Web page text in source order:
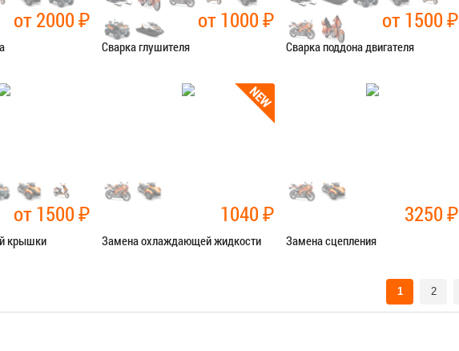
от 2000₽
работы
от 1000₽
Сварка глушителя
Сварочные работы
от 1500₽
Сварка поддона двигателя
Сварочные работы
от 1500₽
крышки
1040₽
Замена охлаждающей жидкости
3250₽
Замена сцепления
1 2